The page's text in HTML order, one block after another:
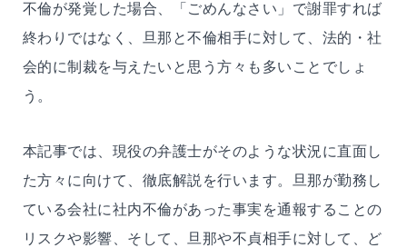
不倫が発覚した場合、「ごめんなさい」で謝罪すれば
終わりではなく、旦那と不倫相手に対して、法的・社
会的に制裁を与えたいと思う方々も多いことでしょ
う。
本記事では、現役の弁護士がそのような状況に直面し
た方々に向けて、徹底解説を行います。旦那が勤務し
ている会社に社内不倫があった事実を通報することの
リスクや影響、そして、旦那や不貞相手に対して、ど